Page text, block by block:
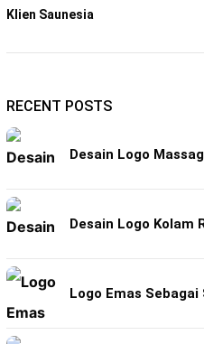
Klien Saunesia
RECENT POSTS
Desain Logo
Desain Logo Kolam
Logo Emas